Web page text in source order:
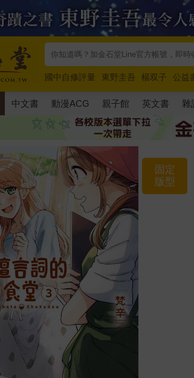
國中自修評量 東野圭吾 楊双子 公益
唯紅花綻放
奧德賽 路邊攤新作 馬斯
中文書 動漫ACG 親子館 英文書 雜
固定
版型